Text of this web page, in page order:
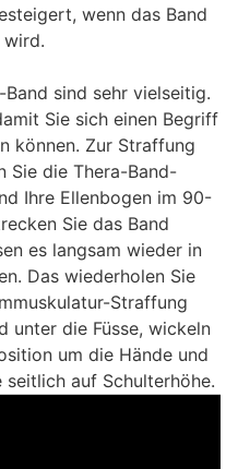
wenn das Band
sind sehr vielseitig.
Sie sich einen Begriff
können. Zur Straffung
Sie die Thera-Band-
Ihre Ellenbogen im 90-
Sie das Band
es langsam wieder in
Das wiederholen Sie
Straffung
unter die Füsse, wickeln
um die Hände und
auf Schulterhöhe.